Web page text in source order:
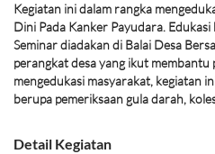
Kegiatan ini dalam rangka
Dini Pada Kanker Payudara.
Seminar diadakan di Balai Desa
perangkat desa yang ikut membantu
mengedukasi masyarakat, kegiatan
berupa pemeriksaan gula darah,
Detail Kegiatan